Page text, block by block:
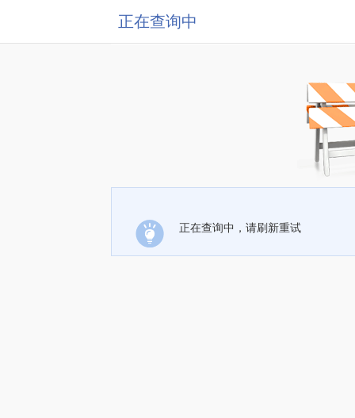
正在查询中
正在查询中，请刷新重试